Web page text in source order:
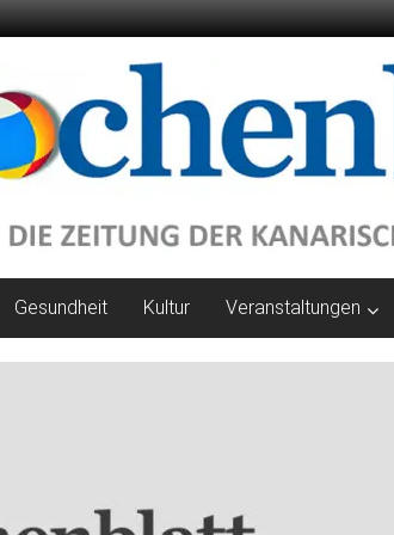
Gesundheit Kultur Veranstaltungen